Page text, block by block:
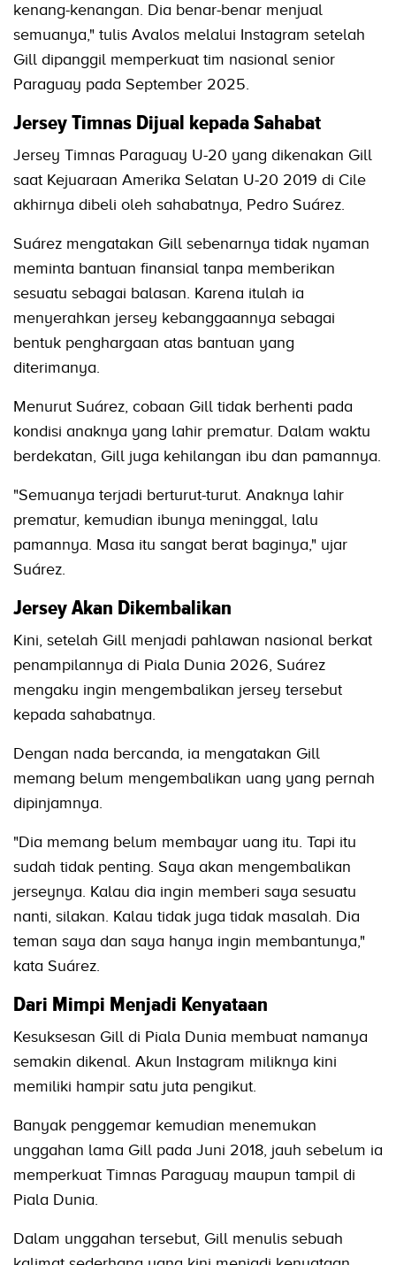
kenang-kenangan. Dia benar-benar menjual
semuanya," tulis Avalos melalui Instagram setelah
Gill dipanggil memperkuat tim nasional senior
Paraguay pada September 2025.
Jersey Timnas Dijual kepada Sahabat
Jersey Timnas Paraguay U-20 yang dikenakan Gill
saat Kejuaraan Amerika Selatan U-20 2019 di Cile
akhirnya dibeli oleh sahabatnya, Pedro Suárez.
Suárez mengatakan Gill sebenarnya tidak nyaman
meminta bantuan finansial tanpa memberikan
sesuatu sebagai balasan. Karena itulah ia
menyerahkan jersey kebanggaannya sebagai
bentuk penghargaan atas bantuan yang
diterimanya.
Menurut Suárez, cobaan Gill tidak berhenti pada
kondisi anaknya yang lahir prematur. Dalam waktu
berdekatan, Gill juga kehilangan ibu dan pamannya.
"Semuanya terjadi berturut-turut. Anaknya lahir
prematur, kemudian ibunya meninggal, lalu
pamannya. Masa itu sangat berat baginya," ujar
Suárez.
Jersey Akan Dikembalikan
Kini, setelah Gill menjadi pahlawan nasional berkat
penampilannya di Piala Dunia 2026, Suárez
mengaku ingin mengembalikan jersey tersebut
kepada sahabatnya.
Dengan nada bercanda, ia mengatakan Gill
memang belum mengembalikan uang yang pernah
dipinjamnya.
"Dia memang belum membayar uang itu. Tapi itu
sudah tidak penting. Saya akan mengembalikan
jerseynya. Kalau dia ingin memberi saya sesuatu
nanti, silakan. Kalau tidak juga tidak masalah. Dia
teman saya dan saya hanya ingin membantunya,"
kata Suárez.
Dari Mimpi Menjadi Kenyataan
Kesuksesan Gill di Piala Dunia membuat namanya
semakin dikenal. Akun Instagram miliknya kini
memiliki hampir satu juta pengikut.
Banyak penggemar kemudian menemukan
unggahan lama Gill pada Juni 2018, jauh sebelum ia
memperkuat Timnas Paraguay maupun tampil di
Piala Dunia.
Dalam unggahan tersebut, Gill menulis sebuah